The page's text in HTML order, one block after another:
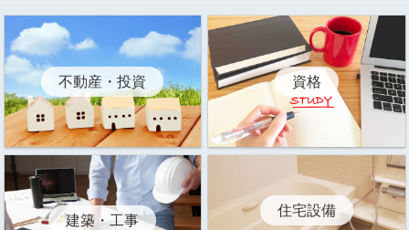
不動産・投資 資格
建築・工事
住宅設備